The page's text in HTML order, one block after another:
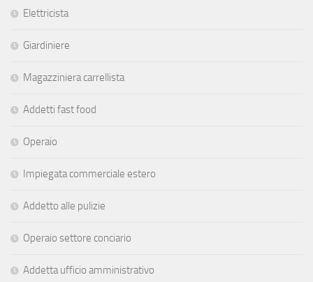
Elettricista
Giardiniere
Magazziniera carrellista
Addetti fast food
Operaio
Impiegata commerciale estero
Addetto alle pulizie
Operaio settore conciario
Addetta ufficio amministrativo